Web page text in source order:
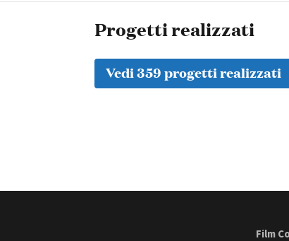
Progetti realizzati
Vedi 359 progetti realizzati
Film